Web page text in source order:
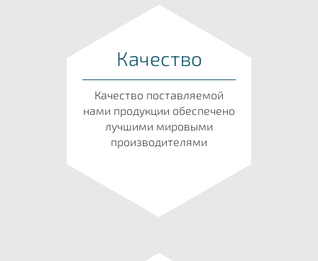
Качество
Качество поставляемой
нами продукции обеспечено
лучшими мировыми
производителями